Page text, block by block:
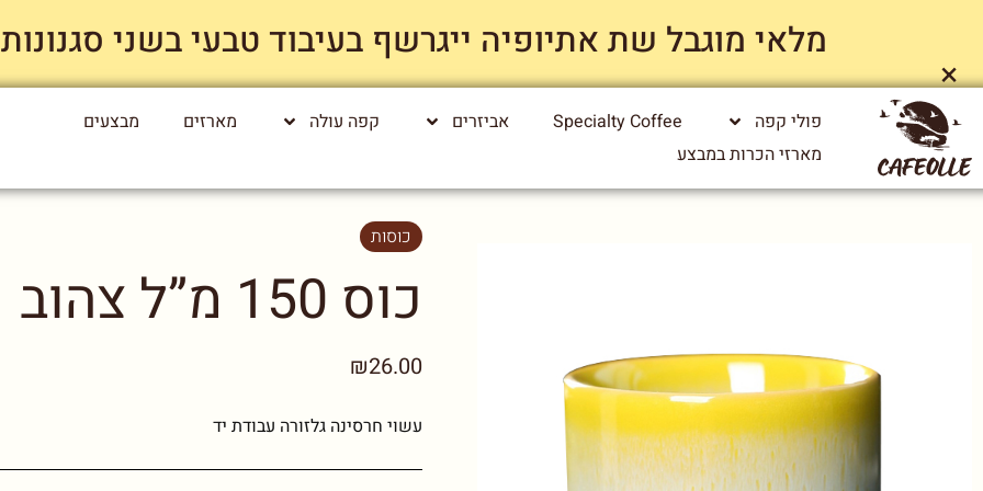
מלאי מוגבל שת אתיופיה ייגרשף בעיבוד טבעי בשני סגנונות קלייה
×
פולי קפה Specialty Coffee אביזרים קפה עולה מארזים
מבצעים
מארזי הכרות במבצע
כוסות
כוס 150 מ”ל צהוב
₪26.00
עשוי חרסינה גלזורה עבודת יד